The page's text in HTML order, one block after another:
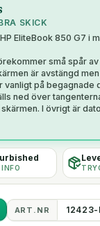
SKICK
EliteBook 850 G7 i
små spår
är avstängd
vanligt på begagnade
ned över
I övrigt är
ART.NR 12423-